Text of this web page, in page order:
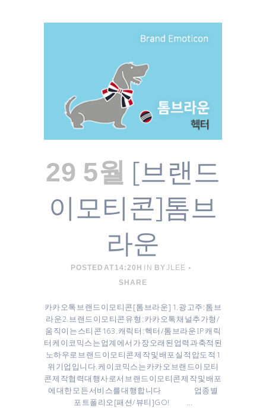
29 5월 [브랜드
이모티콘]톰브
라운
POSTED AT 14:20H IN BYJLEE
SHARE
카카오톡 브랜드이모티콘 [ 톰브라운 ] 1. 광고주 : 톰브
라운 2. 브랜드이모티콘 유형 : 카카오톡 채널추가형 /
움직이는 스티콘 16 3. 캐릭터 : 헥터/톰브라운 IP 캐릭
터 케이코믹스는 업계에서 가장 오래된 업력과 축적된
노하우로 브랜드이모티콘 제작 및 배포 실적 압도적 1
위 기업입니다. 케이코믹스는 카카오 브랜드이모티
콘 제작협력대행사로서 브랜드이모티콘 제작 및 배포
에 대한 모든 서비스를 대행합니다 업종별
포트폴리오[패션/뷰티]GO! ...